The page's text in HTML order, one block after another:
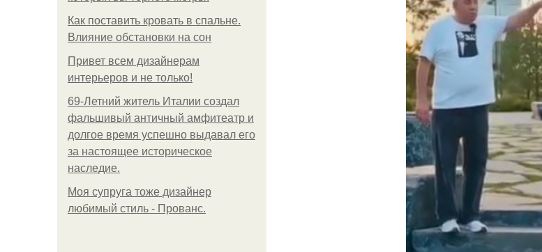
Как поставить кровать в спальне.
Влияние обстановки на сон
Привет всем дизайнерам
интерьеров и не только!
69-Летний житель Италии создал
фальшивый античный амфитеатр и
долгое время успешно выдавал его
за настоящее историческое
наследие.
Моя супруга тоже дизайнер
любимый стиль - Прованс.